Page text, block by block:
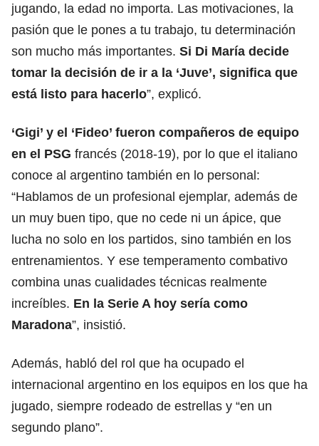
jugando, la edad no importa. Las motivaciones, la
pasión que le pones a tu trabajo, tu determinación
son mucho más importantes. Si Di María decide
tomar la decisión de ir a la ‘Juve’, significa que
está listo para hacerlo”, explicó.
‘Gigi’ y el ‘Fideo’ fueron compañeros de equipo
en el PSG francés (2018-19), por lo que el italiano
conoce al argentino también en lo personal:
“Hablamos de un profesional ejemplar, además de
un muy buen tipo, que no cede ni un ápice, que
lucha no solo en los partidos, sino también en los
entrenamientos. Y ese temperamento combativo
combina unas cualidades técnicas realmente
increíbles. En la Serie A hoy sería como
Maradona”, insistió.
Además, habló del rol que ha ocupado el
internacional argentino en los equipos en los que ha
jugado, siempre rodeado de estrellas y “en un
segundo plano”.